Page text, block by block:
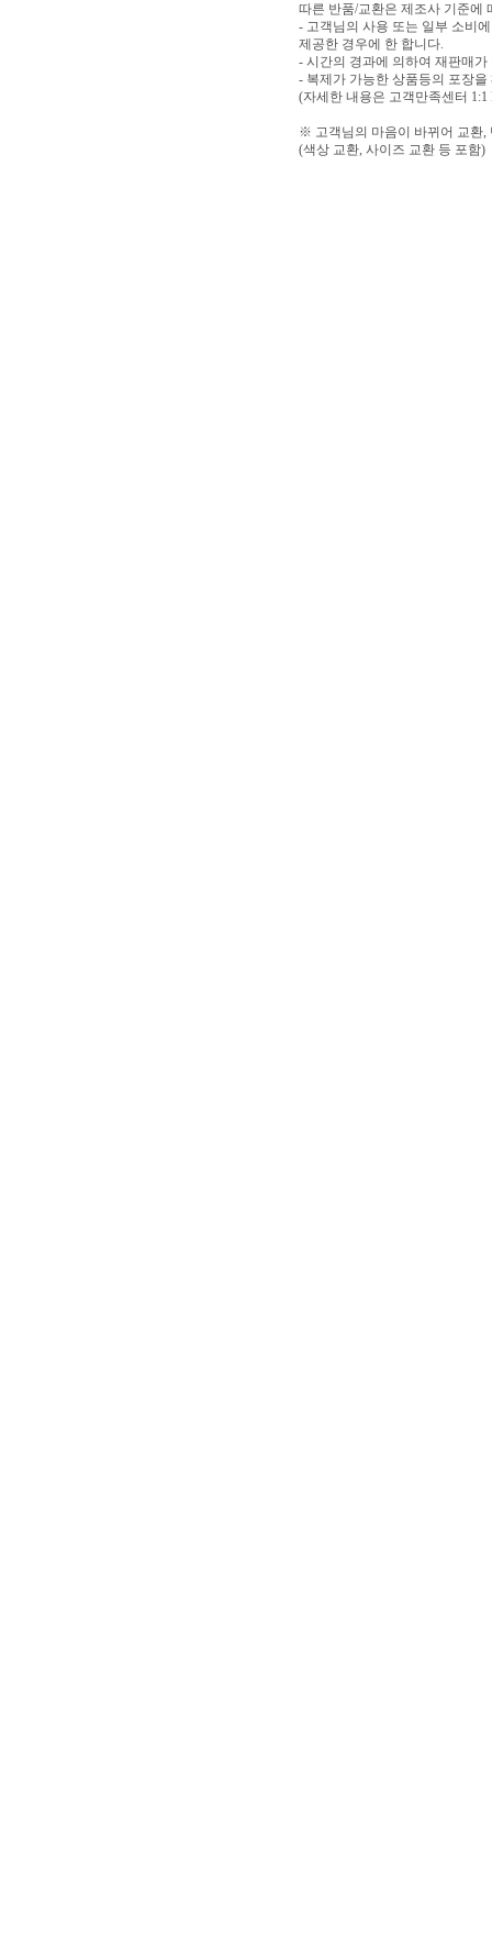
따른 반품/교환은 제조사 기준에
- 고객님의 사용 또는 일부 소비
제공한 경우에 한 합니다.
- 시간의 경과에 의하여 재판매
- 복제가 가능한 상품등의 포장을
(자세한 내용은 고객만족센터
※ 고객님의 마음이 바뀌어 교환,
(색상 교환, 사이즈 교환 등 포함)